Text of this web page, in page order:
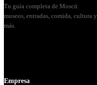
Tu guía completa de Moscú:
museos, entradas, comida, cultura y
más.
Empresa